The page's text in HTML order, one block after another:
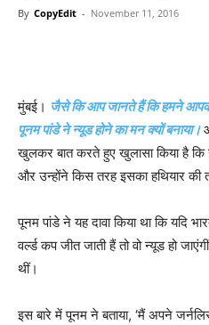
By CopyEdit - November 11, 2016
मुंबई। जैसे कि आप जानते हैं कि हमने
पूनम पांडे ने न्‍यूड होने का मन क्‍यों बनाया।
खुलकर बात करते हुए खुलासा किया है कि
और उन्‍होंने किस तरह इसका हथियार की
पूनम पांडे ने यह दावा किया था कि यदि
वर्ल्‍ड कप जीत जाती हैं तो वो न्यूड हो
थीं।
इस बारे में पूनम ने बताया, ‘मैं अपने